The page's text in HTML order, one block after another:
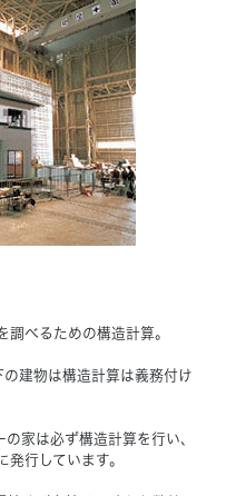
調べるための構造計算。
建物は構造計算は義務付け
家は必ず構造計算を行い、
行しています。